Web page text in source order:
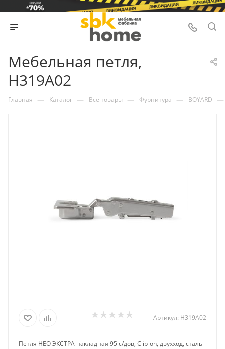
Мебельная петля,
H319A02
Главная — Каталог — Все товары — Фурнитура — BOYARD —
Артикул: H319A02
Петля НЕО ЭКСТРА накладная 95 с/дов, Clip-on, двухход, сталь